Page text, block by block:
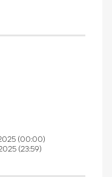
(00:00)
(23:59)